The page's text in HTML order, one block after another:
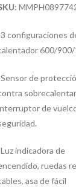
:
configuraciones
600/
de
de
indicadora de
ruedas
asa de fácil